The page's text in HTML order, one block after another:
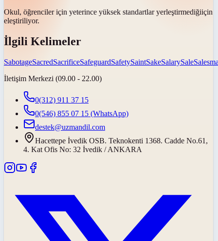
Okul, öğrenciler için yeterince yüksek standartlar yerleştirmediğiiçin
eleştiriliyor.
İlgili Kelimeler
SabotageSacredSacrificeSafeguardSafetySaintSakeSalarySale
İletişim Merkezi (09.00 - 22.00)
0(312) 911 37 15
0(546) 855 07 15 (WhatsApp)
destek@uzmandil.com
Hacettepe İvedik OSB. Teknokenti 1368. Cadde No.61,
4. Kat Ofis No: 32 İvedik / ANKARA